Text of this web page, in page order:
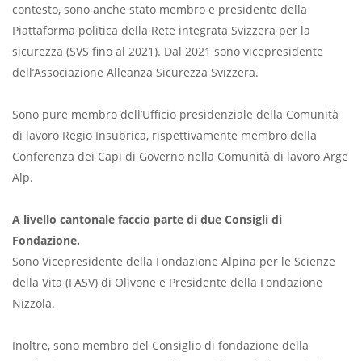
contesto, sono anche stato membro e presidente della
Piattaforma politica della Rete integrata Svizzera per la
sicurezza (SVS fino al 2021). Dal 2021 sono vicepresidente
dell’Associazione Alleanza Sicurezza Svizzera.
Sono pure membro dell’Ufficio presidenziale della Comunità
di lavoro Regio Insubrica, rispettivamente membro della
Conferenza dei Capi di Governo nella Comunità di lavoro Arge
Alp.
A livello cantonale faccio parte di due Consigli di
Fondazione.
Sono Vicepresidente della Fondazione Alpina per le Scienze
della Vita (FASV) di Olivone e Presidente della Fondazione
Nizzola.
Inoltre, sono membro del Consiglio di fondazione della